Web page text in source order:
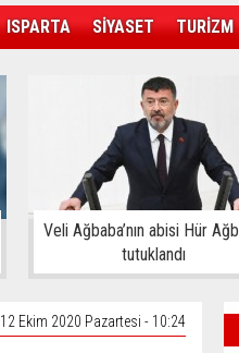
ISPARTA SİYASET TURİZM
Veli Ağbaba’nın abisi Hür
tutuklandı
12 Ekim 2020 Pazartesi - 10:24